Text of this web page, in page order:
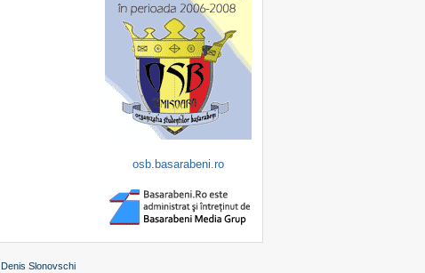
osb.basarabeni.ro
Denis Slonovschi